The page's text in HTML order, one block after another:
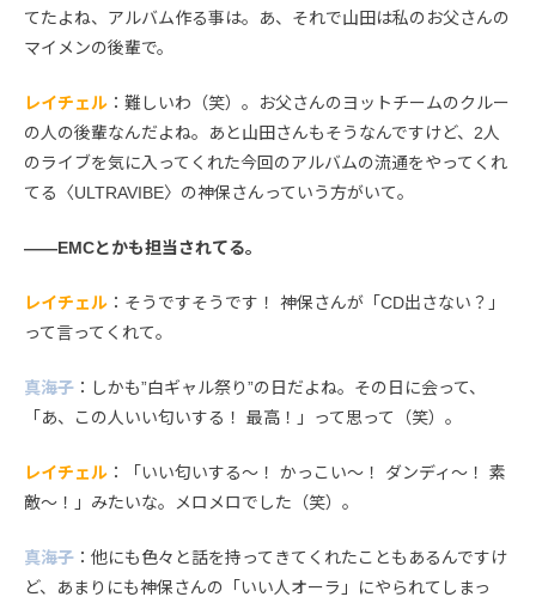
てたよね、アルバム作る事は。あ、それで山田は私のお父さんの
マイメンの後輩で。
レイチェル ：難しいわ（笑）。お父さんのヨットチームのクルー
の人の後輩なんだよね。あと山田さんもそうなんですけど、2人
のライブを気に入ってくれた今回のアルバムの流通をやってくれ
てる〈ULTRAVIBE〉の神保さんっていう方がいて。
――EMCとかも担当されてる。
レイチェル ：そうですそうです！ 神保さんが「CD出さない？」
って言ってくれて。
真海子 ：しかも”白ギャル祭り”の日だよね。その日に会って、
「あ、この人いい匂いする！ 最高！」って思って（笑）。
レイチェル ：「いい匂いする〜！ かっこい〜！ ダンディ〜！ 素
敵〜！」みたいな。メロメロでした（笑）。
真海子 ：他にも色々と話を持ってきてくれたこともあるんですけ
ど、あまりにも神保さんの「いい人オーラ」にやられてしまっ